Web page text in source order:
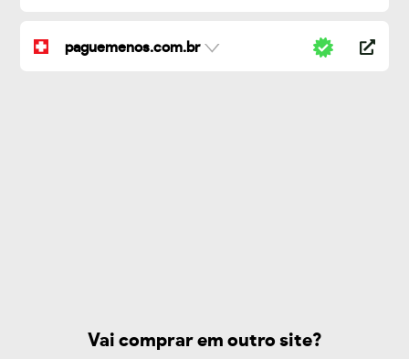
paguemenos.com.br
Vai comprar em outro site?